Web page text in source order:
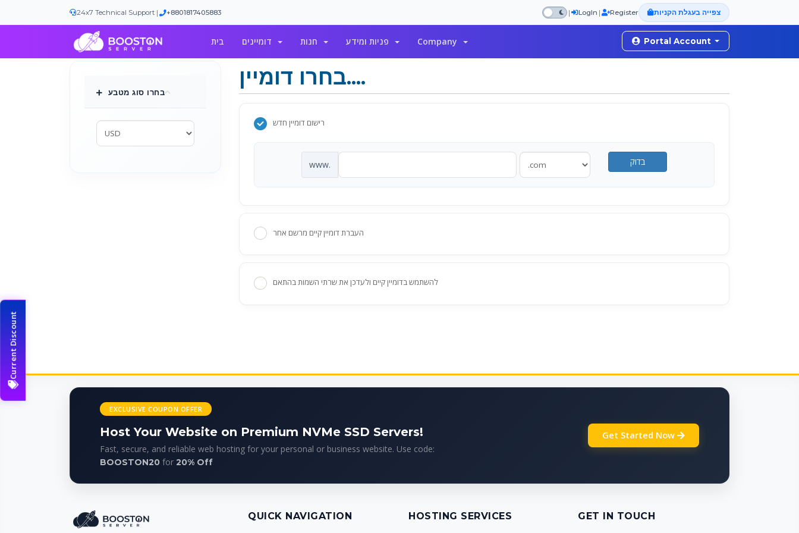
24x7 Technical Support | +8801817405883 | LogIn | Register צפייה בעגלת הקניות
בית Company Portal Account
Current Discount
בחרו סוג מטבע
בחרו דומיין....
רישום דומיין חדש
www. בדוק
העברת דומיין קיים מרשם אחר
להשתמש בדומיין קיים ולעדכן את שרתי השמות בהתאם
EXCLUSIVE COUPON OFFER
Host Your Website on Premium NVMe SSD Servers!
Fast, secure, and reliable web hosting for your personal or business website. Use code:
BOOSTON20 for 20% Off
Get Started Now
QUICK NAVIGATION HOSTING SERVICES GET IN TOUCH